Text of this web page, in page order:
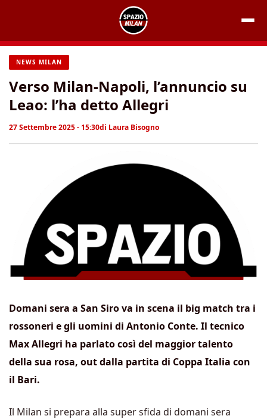
contenuto
NEWS MILAN
Verso Milan-Napoli, l’annuncio su
Leao: l’ha detto Allegri
27 Settembre 2025 - 15:30di Laura Bisogno
Domani sera a San Siro va in scena il big match tra i
rossoneri e gli uomini di Antonio Conte. Il tecnico
Max Allegri ha parlato così del maggior talento
della sua rosa, out dalla partita di Coppa Italia con
il Bari.
Il Milan si prepara alla super sfida di domani sera